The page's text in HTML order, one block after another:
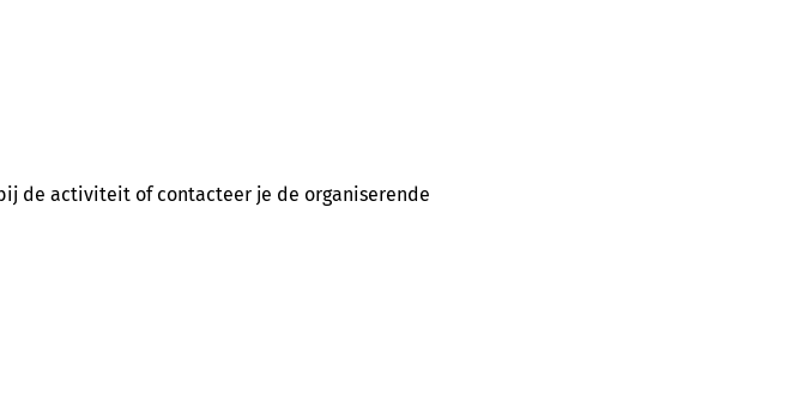
de activiteit of contacteer je de organiserende